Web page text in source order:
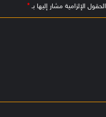
الحقول الإلزامية مشار إليها بـ*